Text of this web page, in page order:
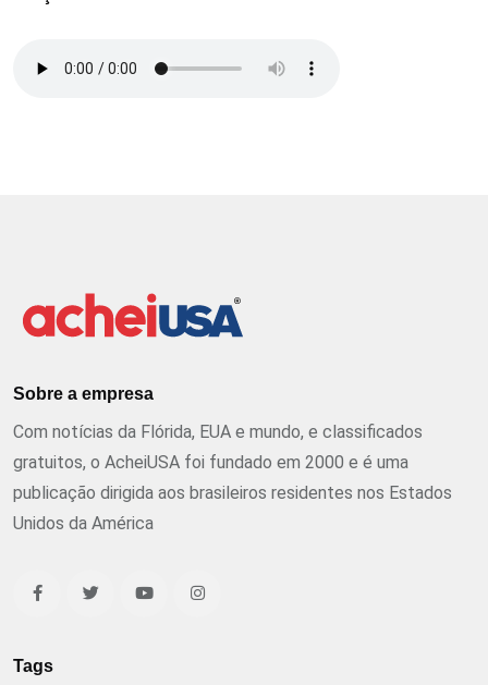
Sobre a empresa
Com notícias da Flórida, EUA e mundo, e classificados
gratuitos, o AcheiUSA foi fundado em 2000 e é uma
publicação dirigida aos brasileiros residentes nos Estados
Unidos da América
Tags